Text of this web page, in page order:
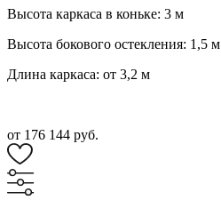
Высота каркаса в коньке: 3 м
Высота бокового остекления: 1,5 м
Длина каркаса: от 3,2 м
от 176 144 руб.